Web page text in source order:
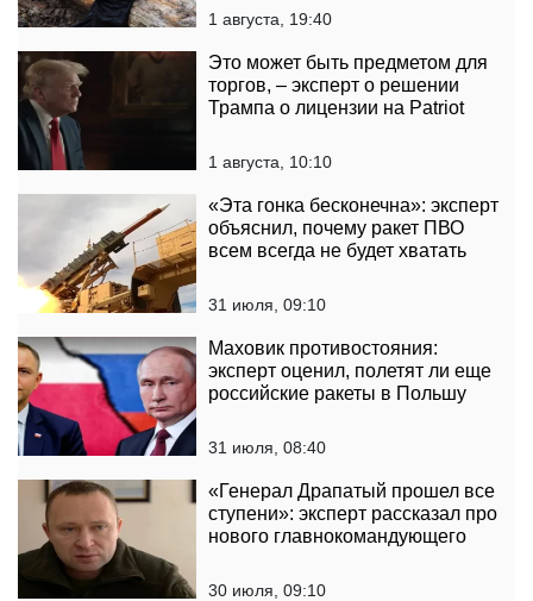
1 августа, 19:40
Это может быть предметом для
торгов, – эксперт о решении
Трампа о лицензии на Patriot
1 августа, 10:10
«Эта гонка бесконечна»: эксперт
объяснил, почему ракет ПВО
всем всегда не будет хватать
31 июля, 09:10
Маховик противостояния:
эксперт оценил, полетят ли еще
российские ракеты в Польшу
31 июля, 08:40
«Генерал Драпатый прошел все
ступени»: эксперт рассказал про
нового главнокомандующего
30 июля, 09:10